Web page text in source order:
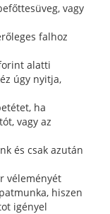
vagy
falhoz
alatti
úgy nyitja,
ha
vagy az
és csak azután
véleményét
hiszen
igényel